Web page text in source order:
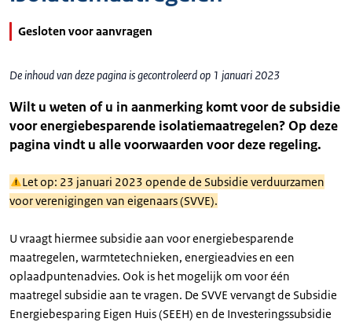
Gesloten voor aanvragen
De inhoud van deze pagina is gecontroleerd op 1 januari 2023
Wilt u weten of u in aanmerking komt voor de subsidie
voor energiebesparende isolatiemaatregelen? Op deze
pagina vindt u alle voorwaarden voor deze regeling.
Let op: 23 januari 2023 opende de Subsidie verduurzamen
voor verenigingen van eigenaars (SVVE).
U vraagt hiermee subsidie aan voor energiebesparende
maatregelen, warmtetechnieken, energieadvies en een
oplaadpuntenadvies. Ook is het mogelijk om voor één
maatregel subsidie aan te vragen. De SVVE vervangt de Subsidie
Energiebesparing Eigen Huis (SEEH) en de Investeringssubsidie